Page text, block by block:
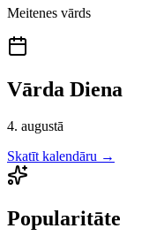
Meitenes vārds
Vārda Diena
4. augustā
Skatīt kalendāru →
Popularitāte